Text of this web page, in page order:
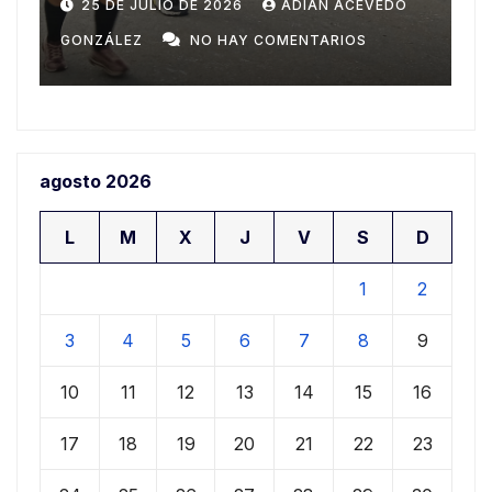
20 DE JULIO DE 2026 ADIAN ACEVEDO
GONZÁLEZ NO HAY COMENTARIOS
agosto 2026
L M X J V S D
1 2
3 4 5 6 7 8 9
10 11 12 13 14 15 16
17 18 19 20 21 22 23